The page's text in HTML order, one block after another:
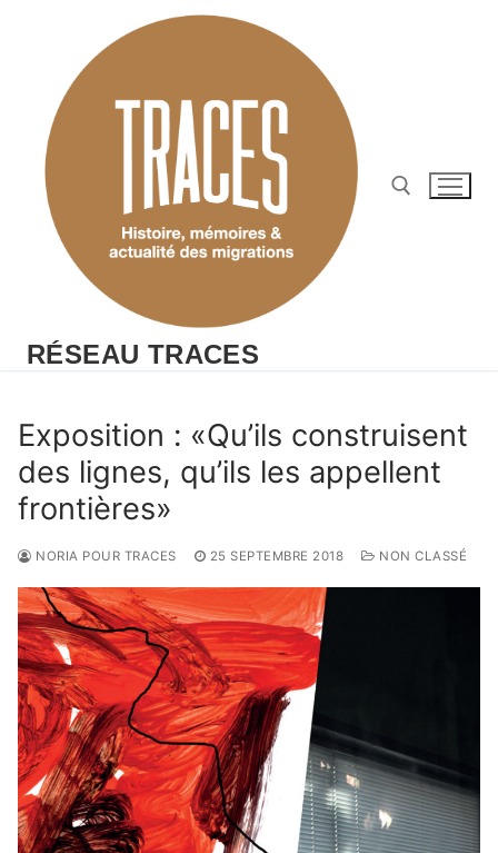
RÉSEAU TRACES
Exposition : «Qu’ils construisent
des lignes, qu’ils les appellent
frontières»
NORIA POUR TRACES 25 SEPTEMBRE 2018 NON CLASSÉ